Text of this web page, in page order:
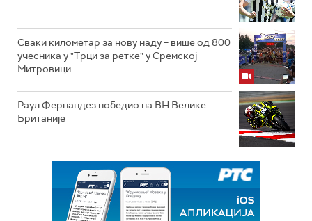
Сваки километар за нову наду – више од 800
учесника у "Трци за ретке" у Сремској
Митровици
Раул Фернандез победио на ВН Велике
Британије